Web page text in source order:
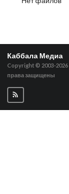
Каббала Медиа
Copyright © 2003-2026
права защищены